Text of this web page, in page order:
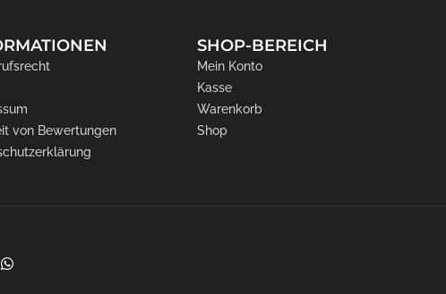
von Bewertungen
SHOP-BEREICH
Mein Konto
Kasse
Warenkorb
Shop